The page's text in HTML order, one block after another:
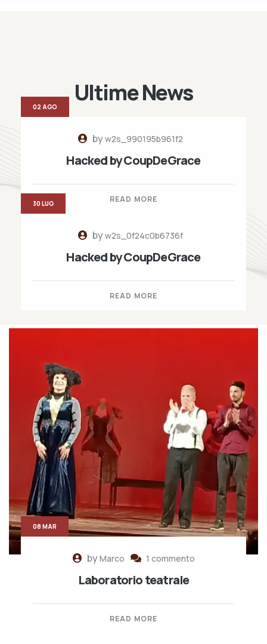
Ultime News
byw2s_990195b961f2
Hacked by CoupDeGrace
READ MORE
02 AGO
byw2s_0f24c0b6736f
Hacked by CoupDeGrace
READ MORE
30 LUG
byMarco 1 commento
Laboratorio teatrale
READ MORE
08 MAR